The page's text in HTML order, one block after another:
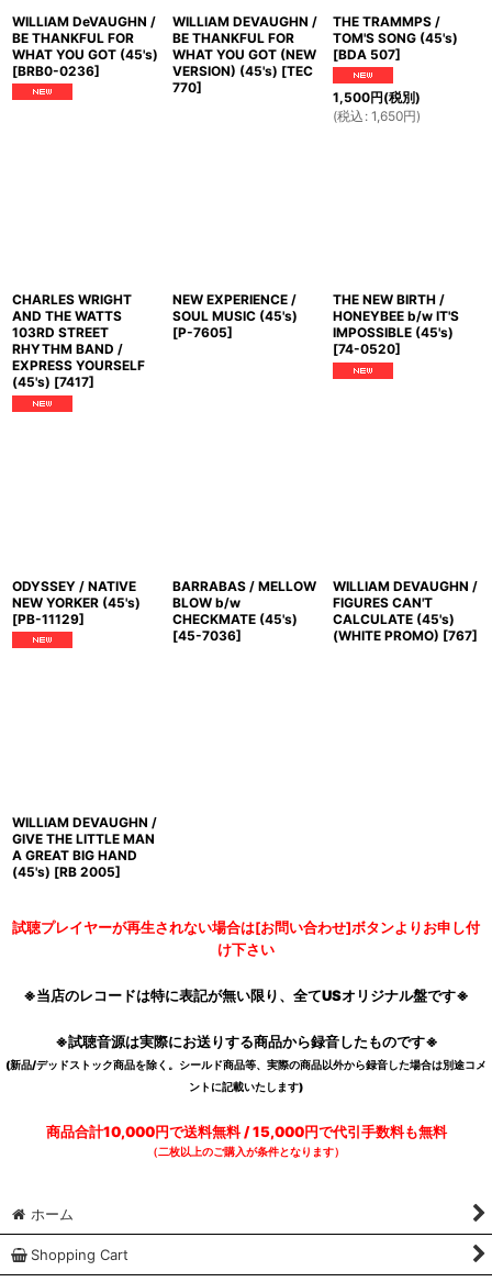
WILLIAM DeVAUGHN /
BE THANKFUL FOR
WHAT YOU GOT (45's)
[BRB0-0236]
WILLIAM DEVAUGHN /
BE THANKFUL FOR
WHAT YOU GOT (NEW
VERSION) (45's) [TEC
770]
THE TRAMMPS /
TOM'S SONG (45's)
[BDA 507]
1,500円(税別)
(税込 : 1,650円)
CHARLES WRIGHT
AND THE WATTS
103RD STREET
RHYTHM BAND /
EXPRESS YOURSELF
(45's) [7417]
NEW EXPERIENCE /
SOUL MUSIC (45's)
[P-7605]
THE NEW BIRTH /
HONEYBEE b/w IT'S
IMPOSSIBLE (45's)
[74-0520]
ODYSSEY / NATIVE
NEW YORKER (45's)
[PB-11129]
BARRABAS / MELLOW
BLOW b/w
CHECKMATE (45's)
[45-7036]
WILLIAM DEVAUGHN /
FIGURES CAN'T
CALCULATE (45's)
(WHITE PROMO) [767]
WILLIAM DEVAUGHN /
GIVE THE LITTLE MAN
A GREAT BIG HAND
(45's) [RB 2005]
試聴プレイヤーが再生されない場合は[お問い合わせ]ボタンよりお申し付
け下さい
※当店のレコードは特に表記が無い限り、全てUSオリジナル盤です※
※試聴音源は実際にお送りする商品から録音したものです※
(新品/デッドストック商品を除く。シールド商品等、実際の商品以外から録音した場合は別途コメ
ントに記載いたします)
商品合計10,000円で送料無料 / 15,000円で代引手数料も無料
（二枚以上のご購入が条件となります）
ホーム
Shopping Cart